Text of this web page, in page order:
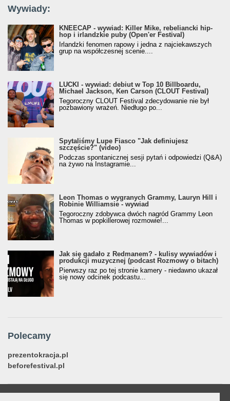
Wywiady:
KNEECAP - wywiad: Killer Mike, rebeliancki hip-
hop i irlandzkie puby (Open'er Festival)
Irlandzki fenomen rapowy i jedna z najciekawszych
grup na współczesnej scenie....
LUCKI - wywiad: debiut w Top 10 Billboardu,
Michael Jackson, Ken Carson (CLOUT Festival)
Tegoroczny CLOUT Festival zdecydowanie nie był
pozbawiony wrażeń. Niedługo po...
Spytaliśmy Lupe Fiasco "Jak definiujesz
szczęście?" (video)
Podczas spontanicznej sesji pytań i odpowiedzi (Q&A)
na żywo na Instagramie...
Leon Thomas o wygranych Grammy, Lauryn Hill i
Robinie Williamsie - wywiad
Tegoroczny zdobywca dwóch nagród Grammy Leon
Thomas w popkillerowej rozmowie!...
Jak się gadało z Redmanem? - kulisy wywiadów i
produkcji muzycznej (podcast Rozmowy o bitach)
Pierwszy raz po tej stronie kamery - niedawno ukazał
się nowy odcinek podcastu...
Polecamy
prezentokracja.pl
beforefestival.pl